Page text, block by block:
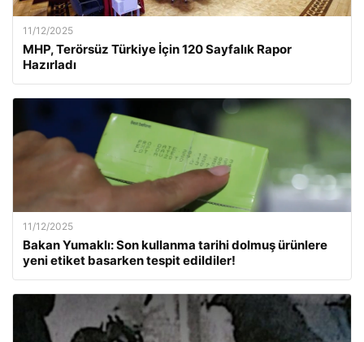
11/12/2025
MHP, Terörsüz Türkiye İçin 120 Sayfalık Rapor
Hazırladı
11/12/2025
Bakan Yumaklı: Son kullanma tarihi dolmuş ürünlere
yeni etiket basarken tespit edildiler!